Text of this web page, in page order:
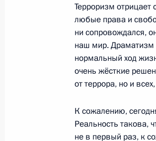
7 февраля 2011
деятельности МВД
7 февраля 2011 года,
Александр
Президенту о
Терроризм отрицает
любые права и
ни сопровождался,
наш мир. Драматизм
нормальный ход
очень жёсткие
от террора, но и
К сожалению,
Реальность такова,
не в первый раз, к